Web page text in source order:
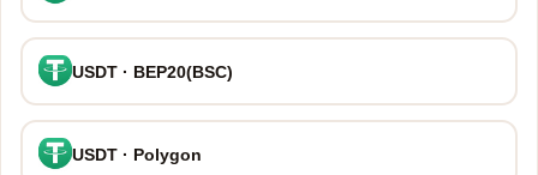
USDT · BEP20(BSC)
USDT · Polygon